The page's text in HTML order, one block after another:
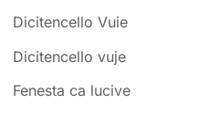
Dicitencello Vuie
Dicitencello vuje
Fenesta ca lucive